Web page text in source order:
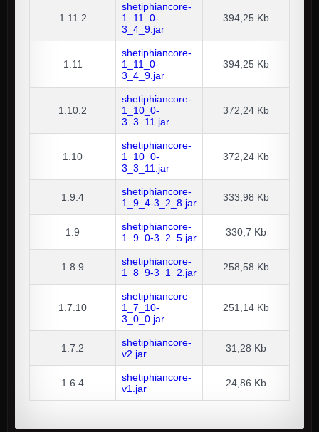
1.11.2
shetiphiancore-
1_11_0-
3_4_9.jar
394,25 Kb
1.11
shetiphiancore-
1_11_0-
3_4_9.jar
394,25 Kb
1.10.2
shetiphiancore-
1_10_0-
3_3_11.jar
372,24 Kb
1.10
shetiphiancore-
1_10_0-
3_3_11.jar
372,24 Kb
1.9.4
shetiphiancore-
1_9_4-3_2_8.jar
333,98 Kb
1.9
shetiphiancore-
1_9_0-3_2_5.jar
330,7 Kb
1.8.9
shetiphiancore-
1_8_9-3_1_2.jar
258,58 Kb
1.7.10
shetiphiancore-
1_7_10-
3_0_0.jar
251,14 Kb
1.7.2
shetiphiancore-
v2.jar
31,28 Kb
1.6.4
shetiphiancore-
v1.jar
24,86 Kb